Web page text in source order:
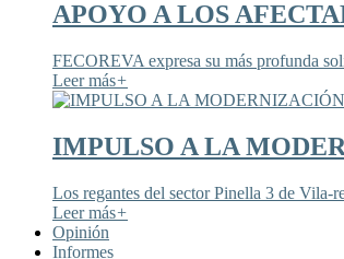
APOYO A LOS
FECOREVA expresa su más profunda
Leer más+
IMPULSO A LA
Los regantes del sector Pinella 3 de Vila-
Leer más+
Opinión
Informes